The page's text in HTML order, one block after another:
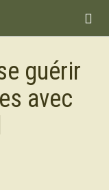

guérir
avec